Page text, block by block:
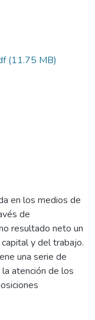
(11.75 MB)
en los medios de
de
resultado neto un
y del trabajo.
una serie de
atención de los